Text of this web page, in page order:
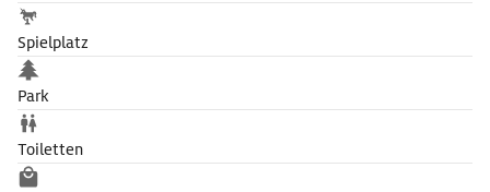
Spielplatz
Park
Toiletten